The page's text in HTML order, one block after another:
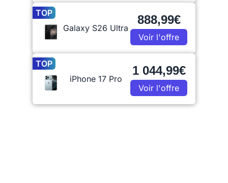
TOP
Galaxy S26 Ultra
888,99€
Voir l'offre
TOP
iPhone 17 Pro
1 044,99€
Voir l'offre